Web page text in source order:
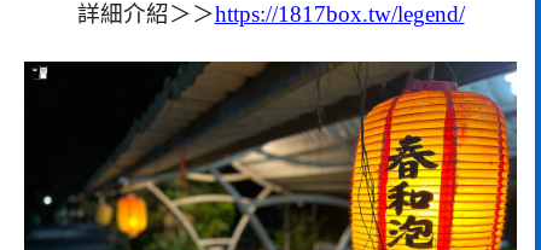
詳細介紹＞＞https://1817box.tw/legend/